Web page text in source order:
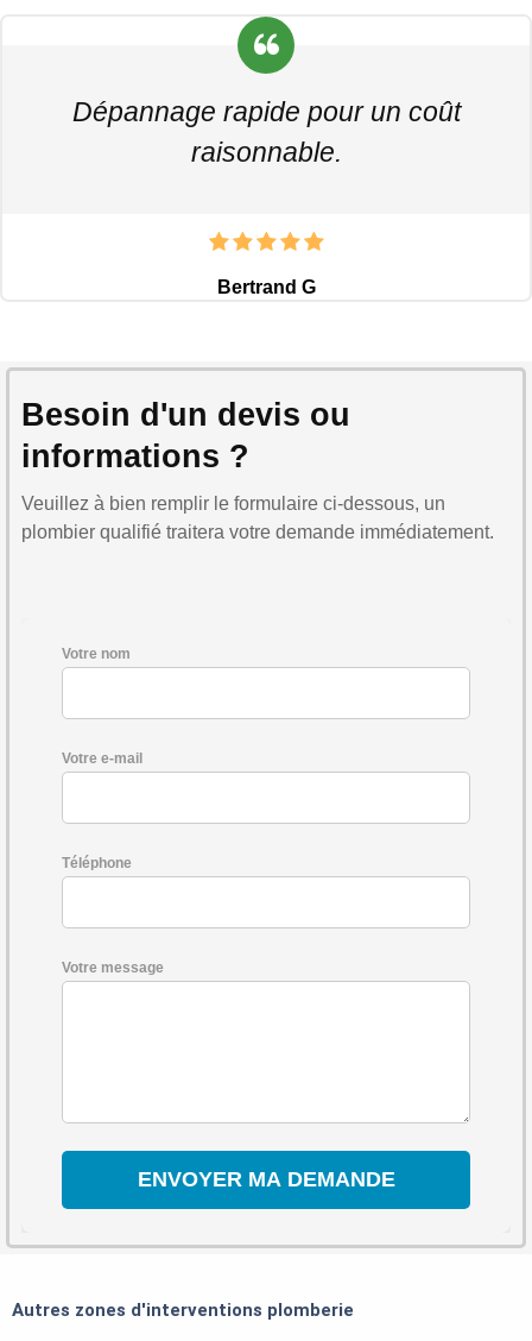
Dépannage rapide pour un coût
raisonnable.
Bertrand G
Besoin d'un devis ou
informations ?
Veuillez à bien remplir le formulaire ci-dessous, un
plombier qualifié traitera votre demande immédiatement.
Votre nom
Votre e-mail
Téléphone
Votre message
Autres zones d'interventions plomberie